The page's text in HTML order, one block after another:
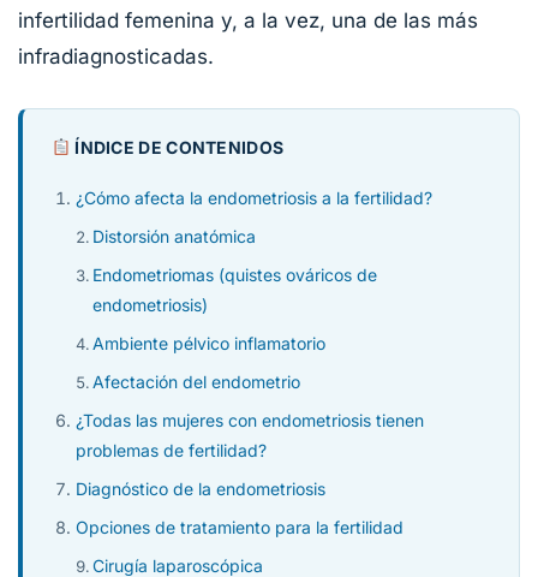
infertilidad femenina y, a la vez, una de las más
infradiagnosticadas.
ÍNDICE DE CONTENIDOS
¿Cómo afecta la endometriosis a la fertilidad?
Distorsión anatómica
Endometriomas (quistes ováricos de
endometriosis)
Ambiente pélvico inflamatorio
Afectación del endometrio
¿Todas las mujeres con endometriosis tienen
problemas de fertilidad?
Diagnóstico de la endometriosis
Opciones de tratamiento para la fertilidad
Cirugía laparoscópica